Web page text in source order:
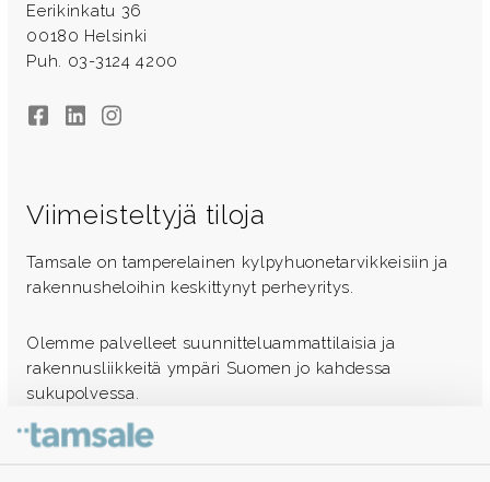
Eerikinkatu 36
00180 Helsinki
Puh. 03-3124 4200
FacebookLinkedInInstagram
Viimeisteltyjä tiloja
Tamsale on tamperelainen kylpyhuonetarvikkeisiin ja
rakennusheloihin keskittynyt perheyritys.
Olemme palvelleet suunnitteluammattilaisia ja
rakennusliikkeitä ympäri Suomen jo kahdessa
sukupolvessa.
Ota yhteyttä - autamme mielellämme